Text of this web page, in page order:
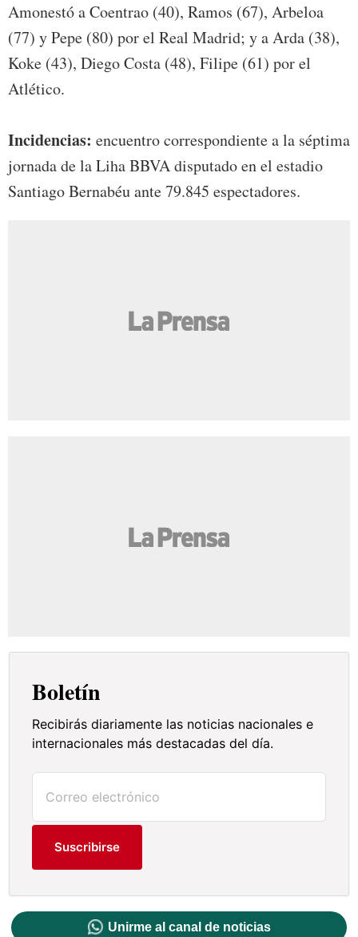
Amonestó a Coentrao (40), Ramos (67), Arbeloa
(77) y Pepe (80) por el Real Madrid; y a Arda (38),
Koke (43), Diego Costa (48), Filipe (61) por el
Atlético.
Incidencias: encuentro correspondiente a la séptima
jornada de la Liha BBVA disputado en el estadio
Santiago Bernabéu ante 79.845 espectadores.
Boletín
Recibirás diariamente las noticias nacionales e
internacionales más destacadas del día.
Suscribirse
Unirme al canal de noticias